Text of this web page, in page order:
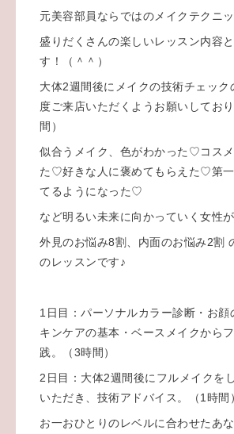
元美容部員ならではのメイクテクニ
盛りだくさんの楽しいレッスン内容
す！（＾＾）
大体2週間後にメイクの技術チェック
度ご来店いただくようお願いしてお
間）
似合うメイク、色がわかった♡コス
た♡好きな人に褒めてもらえた♡第
てるようになった♡
など明るい未来に向かっていく女性が
外見のお悩み8割、内面のお悩み2割
のレッスンです♪
1日目：パーソナルカラー診断・お顔
キンケアの基本・ベースメイクから
践。（3時間）
2日目：大体2週間後にフルメイクを
いただき、技術アドバイス。（1時間）
お一おひとりのレベルに合わせたあ